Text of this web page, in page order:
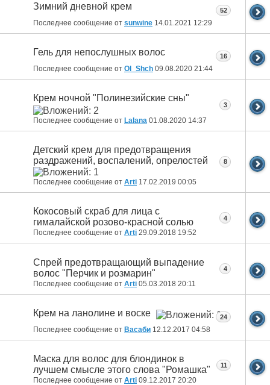
Зимний дневной крем
Последнее сообщение от sunwine 14.01.2021 12:29
52
Гель для непослушных волос
Последнее сообщение от Ol_Shch 09.08.2020 21:44
16
Крем ночной "Полинезийские сны"
Последнее сообщение от Lalana 01.08.2020 14:37
3
Детский крем для предотвращения
раздражений, воспалений, опрелостей
Последнее сообщение от Arti 17.02.2019 00:05
8
Кокосовый скраб для лица с
гималайской розово-красной солью
Последнее сообщение от Arti 29.09.2018 19:52
4
Спрей предотвращающий выпадение
волос "Перчик и розмарин"
Последнее сообщение от Arti 05.03.2018 20:11
4
Крем на ланолине и воске
Последнее сообщение от Васаби 12.12.2017 04:58
24
Маска для волос для блондинок в
лучшем смысле этого слова "Ромашка"
Последнее сообщение от Arti 09.12.2017 20:20
11